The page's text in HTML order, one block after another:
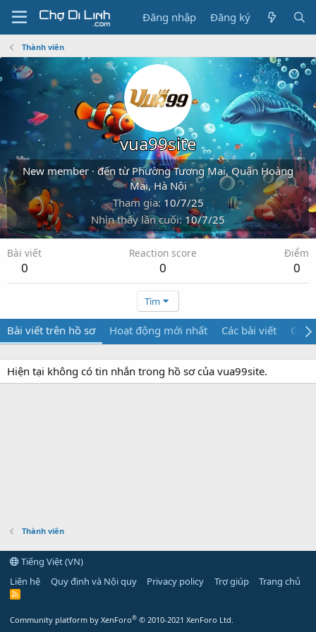
Đăng nhập Đăng ký
Thành viên
vua99site
New member · đến từ Phường Tương Mai, Quận Hoàng
Mai, Hà Nội
Tham gia 10/7/25
Nhìn thấy lần cuối 10/7/25
Bài viết
0
Reaction score
0
Điểm
0
Tìm
Bài viết trên hồ sơ Hoạt động mới nhất Các bài viết Giới
Hiện tại không có tin nhắn trong hồ sơ của vua99site.
Thành viên
Tiếng Việt (VN)
Liên hệ
Quy định và Nội quy Privacy policy Trợ giúp Trang chủ
R
Community platform by XenForo® © 2010-2021 XenForo Ltd.